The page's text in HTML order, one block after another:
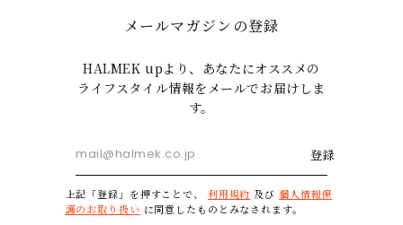
メールマガジンの登録
HALMEK upより、あなたにオススメの
ライフスタイル情報をメールでお届けしま
す。
登録
上記「登録」を押すことで、 利用規約 及び 個人情報保
護のお取り扱い に同意したものとみなされます。